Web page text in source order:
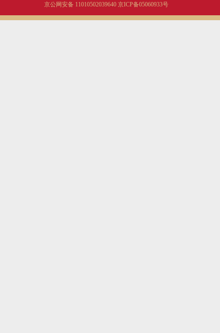
京公网安备 11010502039640 京ICP备05060933号